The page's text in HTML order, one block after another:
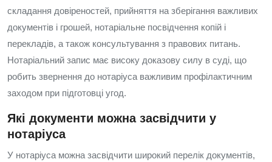
складання довіреностей, прийняття на зберігання важливих
документів і грошей, нотаріальне посвідчення копій і
перекладів, а також консультування з правових питань.
Нотаріальний запис має високу доказову силу в суді, що
робить звернення до нотаріуса важливим профілактичним
заходом при підготовці угод.
Які документи можна засвідчити у
нотаріуса
У нотаріуса можна засвідчити широкий перелік документів,